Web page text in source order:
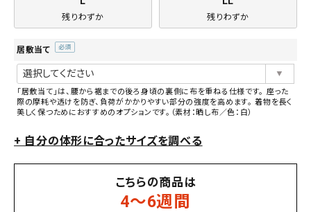
残りわずか 残りわずか
居敷当て
須)
「居敷当て」は、腰から裾までの後ろ身頃の裏側に布を重ねる仕様です。 座った
際の摩耗や透けを防ぎ、負荷がかかりやすい部分の強度を高めます。 着物を長く
美しく保つためにおすすめのオプションです。（素材：晒し布／色：白）
+ 自分の体形に合ったサイズを調べる
こちらの商品は
4〜6週間